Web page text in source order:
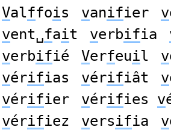
Valffois vanifier v
vent␣fait verbifia
verbifié Verfeuil v
vérifias vérifiât v
vérifier vérifies v
vérifiez versifia v